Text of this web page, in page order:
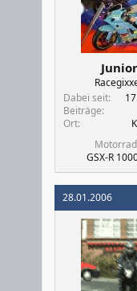
Junior
Dabei seit
Beiträge
Ort
Motorrad
GSX-R
28.01.2006